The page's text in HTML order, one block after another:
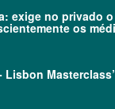
exige no privado
os
Lisbon